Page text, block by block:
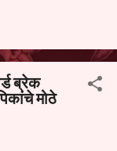
उपस्थित राहू शकले
पूर्ण करण्यात
शालेय समितीची
या निवेदनाच्या प्रती
अधिकारी,
निर्णय घेते, याकडे
ब्रेक
मोठे